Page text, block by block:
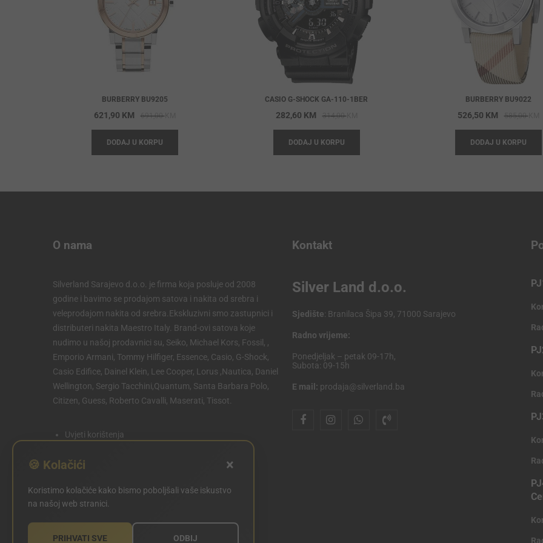
BURBERRY BU9205
691,00KM
price
691,00 KM.
621,90 KM
price
621,90 KM.
DODAJ U KORPU
CASIO G-SHOCK GA-110-1BER
314,00KM
price
314,00 KM.
282,60 KM
price
282,60 KM.
DODAJ U KORPU
BURBERRY BU9022
585,00KM
526,50 KM
DODAJ U KORPU
O nama
Silverland Sarajevo d.o.o. je firma koja posluje od 2008
godine i bavimo se prodajom satova i nakita od srebra i
veleprodajom nakita od srebra.Ekskluzivni smo zastupnici i
distributeri nakita Maestro Italy. Brand-ovi satova koje
nudimo u našoj prodavnici su, Seiko, Michael Kors, Fossil, ,
Emporio Armani, Tommy Hilfiger, Essence, Casio, G-Shock,
Casio Edifice, Dainel Klein, Lee Cooper, Lorus ,Nautica, Daniel
Wellington, Sergio Tacchini,Quantum, Santa Barbara Polo,
Citizen, Guess, Roberto Cavalli, Maserati, Tissot.
Uvjeti korištenja
Politika kolačića
POSTAVKE KOLAČIĆA
Kontakt
Silver Land d.o.o.
Sjedište: Branilaca Šipa 39, 71000 Sarajevo
Radno vrijeme:
Ponedjeljak – petak 09-17h,
Subota: 09-15h
E mail: prodaja@silverland.ba
🍪 Kolačići ×
Koristimo kolačiće kako bismo poboljšali vaše iskustvo
na našoj web stranici.
PRIHVATI SVE ODBIJ